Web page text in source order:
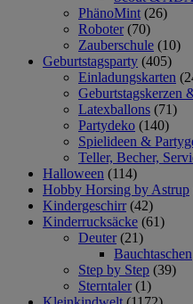
PhänoMint (26)
Roboter (70)
Zauberschule (10)
Geburtstagsparty (405)
Einladungskarten
Geburtstagskerzen
Latexballons (71)
Partydeko (140)
Spielideen &
Teller, Becher,
Halloween (114)
Hobby Horsing by Astrup
Kindergeschirr (42)
Kinderrucksäcke (61)
Deuter (21)
Bauchtaschen
Step by Step (39)
Sterntaler (1)